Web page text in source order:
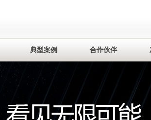
典型案例 合作伙伴